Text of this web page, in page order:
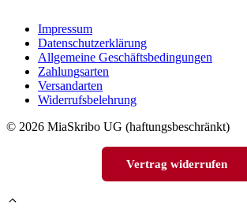
Impressum
Datenschutzerklärung
Allgemeine Geschäftsbedingungen
Zahlungsarten
Versandarten
Widerrufsbelehrung
© 2026 MiaSkribo UG (haftungsbeschränkt)
Vertrag widerrufen